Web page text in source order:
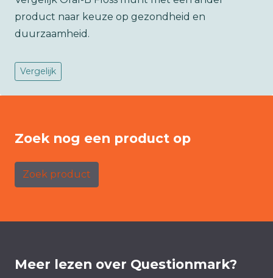
product naar keuze op gezondheid en
duurzaamheid.
Vergelijk
Zoek nog een product op
Zoek product
Meer lezen over Questionmark?